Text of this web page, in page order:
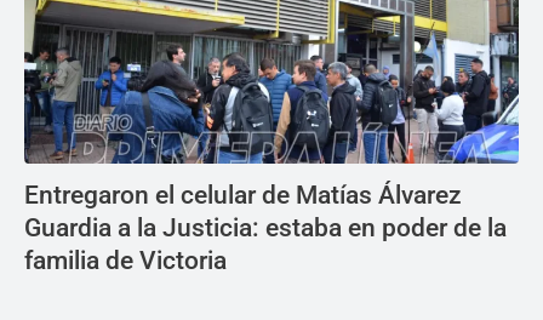
Entregaron el celular de Matías Álvarez
Guardia a la Justicia: estaba en poder de la
familia de Victoria